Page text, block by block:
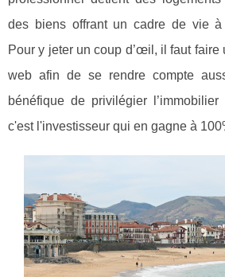
des biens offrant un cadre de vie
Pour y jeter un coup d’œil, il faut faire
web afin de se rendre compte
bénéfique de privilégier
c'est l'investisseur qui en gagne à